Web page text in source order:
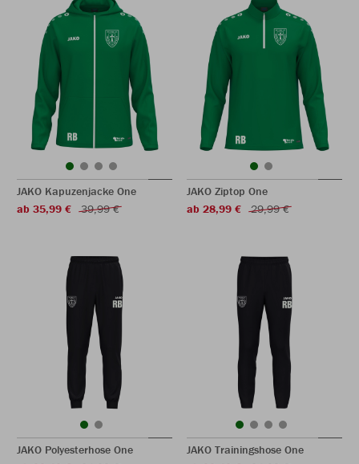
JAKO Kapuzenjacke One
ab 35,99 €
39,99 €
JAKO Ziptop One
ab 28,99 €
29,99 €
JAKO Polyesterhose One
JAKO Trainingshose One